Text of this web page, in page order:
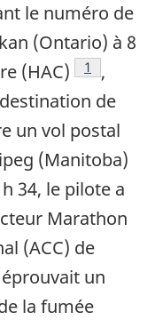
le numéro de
(Ontario) à 8
(HAC)
Note de
1
,
de
un vol postal
(Manitoba)
34, le pilote a
Marathon
(ACC) de
un
la fumée